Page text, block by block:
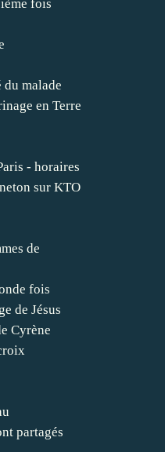
fois
malade
en Terre
- horaires
sur KTO
de
fois
de Jésus
Cyrène
partagés